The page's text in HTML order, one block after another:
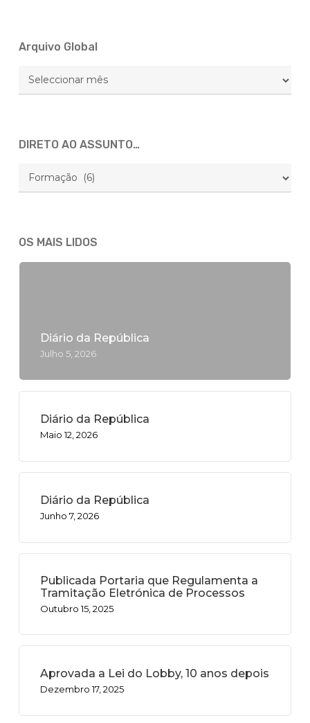
uma
áreas
mais
Direito
Arquivo Global
Arquivo
DIRETO AO ASSUNTO…
AO
ASSUNTO…
OS MAIS LIDOS
Diário da República
Julho 5, 2026
Diário da República
Maio 12, 2026
Diário da República
Junho 7, 2026
Publicada Portaria que Regulamenta a
Tramitação Eletrónica de Processos
Outubro 15, 2025
Aprovada a Lei do Lobby, 10 anos depois
Dezembro 17, 2025